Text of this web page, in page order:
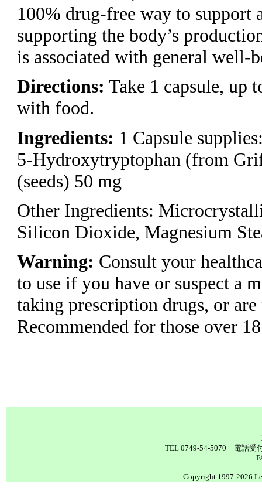
100% drug-free way to support
supporting the body’s
is associated with general well-
Directions: Take 1 capsule, up
with food.
Ingredients: 1 Capsule
5-Hydroxytryptophan (from
(seeds) 50 mg
Other Ingredients:
Silicon Dioxide, Magnesium
Warning: Consult your
to use if you have or suspect a
taking prescription drugs, or
Recommended for those over
TEL 0749-54-5070 電話受
Copyright 1997-2026